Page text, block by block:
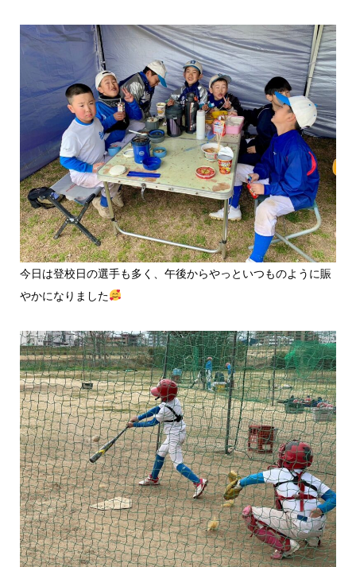
今日は登校日の選手も多く、午後からやっといつものように賑
やかになりました